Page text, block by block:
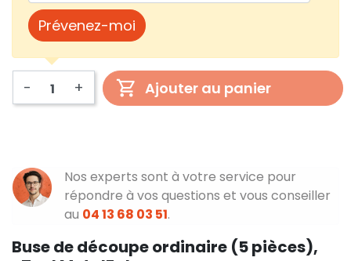
Prévenez-moi
- + Ajouter au panier
Nos experts sont à votre service pour
répondre à vos questions et vous conseiller
au 04 13 68 03 51.
Buse de découpe ordinaire (5 pièces),